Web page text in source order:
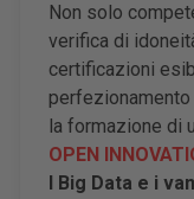
Non solo
verifica di
certificazioni
la formazione di
OPEN
I Big Data e i